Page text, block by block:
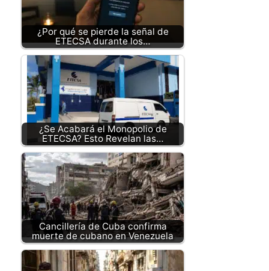
¿Por qué se pierde la señal de
ETECSA durante los…
¿Se Acabará el Monopolio de
ETECSA? Esto Revelan las…
Cancillería de Cuba confirma
muerte de cubano en Venezuela